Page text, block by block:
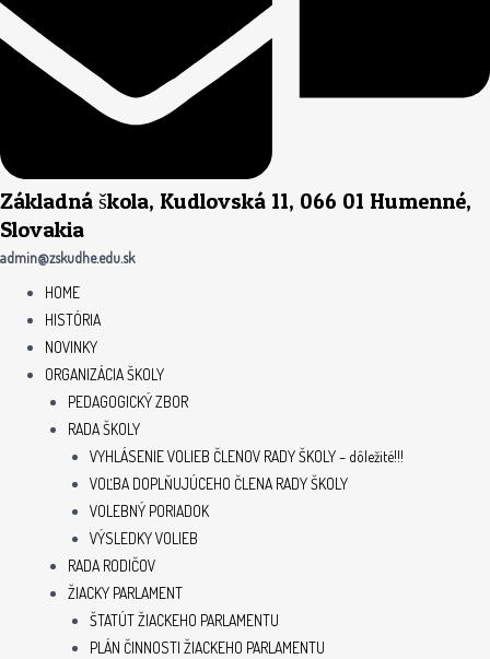
Základná škola, Kudlovská 11, 066 01 Humenné,
Slovakia
admin@zskudhe.edu.sk
HOME
HISTÓRIA
NOVINKY
ORGANIZÁCIA ŠKOLY
PEDAGOGICKÝ ZBOR
RADA ŠKOLY
VYHLÁSENIE VOLIEB ČLENOV RADY ŠKOLY – dôležité!!!
VOĽBA DOPLŇUJÚCEHO ČLENA RADY ŠKOLY
VOLEBNÝ PORIADOK
VÝSLEDKY VOLIEB
RADA RODIČOV
ŽIACKY PARLAMENT
ŠTATÚT ŽIACKEHO PARLAMENTU
PLÁN ČINNOSTI ŽIACKEHO PARLAMENTU